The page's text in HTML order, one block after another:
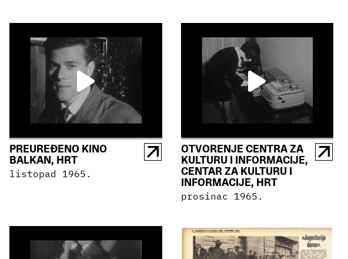
PREUREĐENO KINO
BALKAN, HRT
listopad 1965.
OTVORENJE CENTRA ZA
KULTURU I INFORMACIJE,
CENTAR ZA KULTURU I
INFORMACIJE, HRT
prosinac 1965.